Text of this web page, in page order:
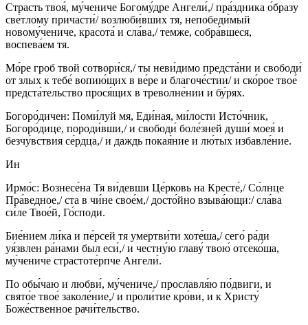
Страсть твоя́, му́чениче Богому́дре Ангели́,/ пра́здника о́бразу
све́тлому причасти́/ возлюби́вших тя, непобеди́мый
новому́чениче, красота́ и сла́ва,/ темже, собра́вшеся,
воспева́ем тя.
Мо́ре гроб твой сотвори́ся,/ ты неви́димо предста́ни и свободи́
от злых к тебе́ вопию́щих в ве́ре и благоче́стии/ и ско́рое твое́
предста́тельство прося́щих в треволне́нии и бу́рях.
Богоро́дичен: Поми́луй мя, Еди́ная, ми́лости Исто́чник,
Богоро́дице, породи́вши,/ и свободи́ боле́зней души́ моея́ и
безчу́вствия се́рдца,/ и даждь покая́ние и лю́тых избавле́ние.
Ин
Ирмо́с: Вознесе́на Тя ви́девши Це́рковь на Кресте́,/ Со́лнце
Пра́ведное,/ ста в чи́не свое́м,/ досто́йно взыва́ющи:/ сла́ва
си́ле Твое́й, Го́споди.
Бие́нием ли́ка и пе́рсей тя умертви́ти хоте́ша,/ сего́ ра́ди
уя́звлен ра́нами был еси́,/ и честну́ю главу́ твою́ отсеко́ша,
му́чениче страстоте́рпче Ангели́.
По обы́чаю и любви́, му́чениче,/ прославля́ю по́двиги, и
свято́е твое́ заколе́ние,/ и проли́тие кро́ви, и к Христу́
Боже́ственное рачи́тельство.